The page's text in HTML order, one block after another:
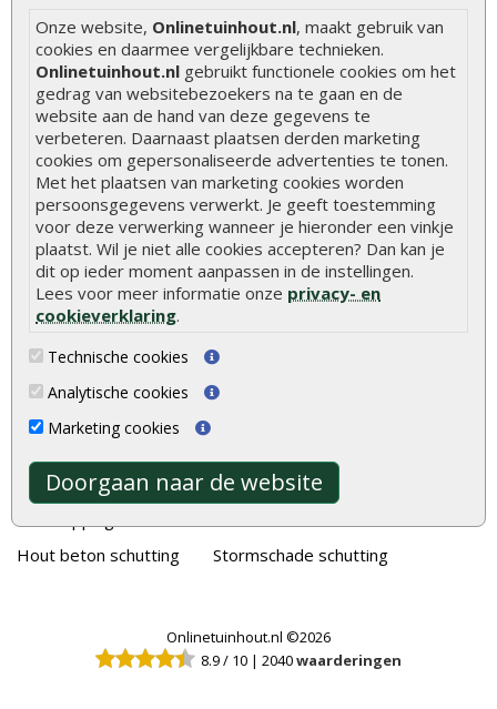
Onze website, Onlinetuinhout.nl, maakt gebruik van
cookies en daarmee vergelijkbare technieken.
Onlinetuinhout.nl gebruikt functionele cookies om het
gedrag van websitebezoekers na te gaan en de
website aan de hand van deze gegevens te
verbeteren. Daarnaast plaatsen derden marketing
cookies om gepersonaliseerde advertenties te tonen.
Met het plaatsen van marketing cookies worden
persoonsgegevens verwerkt. Je geeft toestemming
voor deze verwerking wanneer je hieronder een vinkje
plaatst. Wil je niet alle cookies accepteren? Dan kan je
dit op ieder moment aanpassen in de instellingen.
Lees voor meer informatie onze privacy- en
cookieverklaring.
Technische cookies
Analytische cookies
Marketing cookies
Doorgaan naar de website
Hoe schutting plaatsen
De 9 beste tuinschermen van Onlinetuinhout.nl
Stijlvolle houtsoorten voor in de tuin
Duurzame tuin
Welke palen voor een schapenhek
Alle populaire categorieën
Tuinhout
Schutting
Blokhutten
Overkappingen
Hout beton schutting
Tuindeuren
Tuinschermen
Aanbiedingen
Stormschade schutting
Onlinetuinhout.nl ©2026
8.9/ 10 | 2040waarderingen